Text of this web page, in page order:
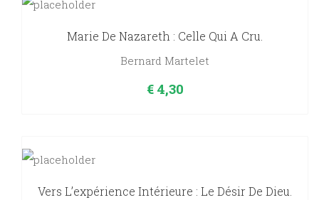
Marie De Nazareth : Celle Qui A Cru.
Bernard Martelet
€4,30
Vers L’expérience Intérieure : Le Désir De Dieu.